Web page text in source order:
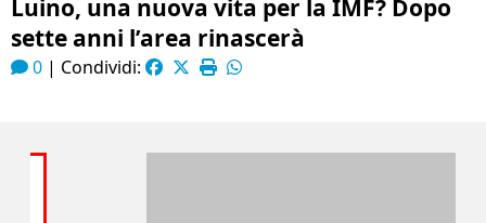
Luino, una nuova vita per la IMF? Dopo
sette anni l’area rinascerà
0 | Condividi: